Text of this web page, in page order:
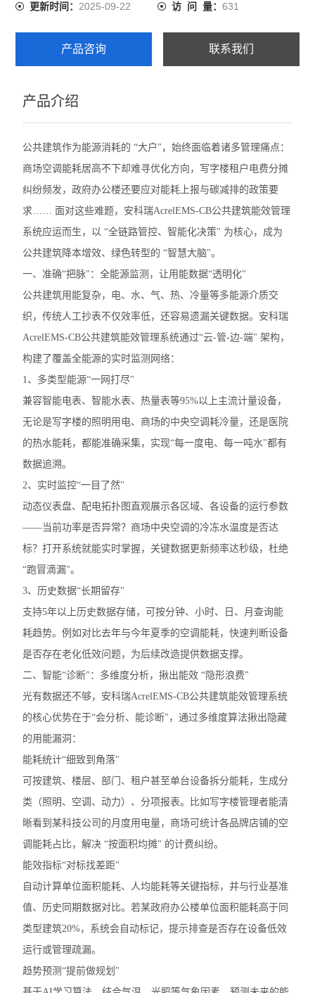
智能小母线管理系统
无线测温系统
环保用电监管平台
查看全部 >>
更新时间：2025-09-22 访 问 量： 631
产品咨询 联系我们
产品介绍
公共建筑作为能源消耗的 “大户"，始终面临着诸多管理痛点：
商场空调能耗居高不下却难寻优化方向，写字楼租户电费分摊
纠纷频发，政府办公楼还要应对能耗上报与碳减排的政策要
求…… 面对这些难题，安科瑞AcrelEMS-CB公共建筑能效管理
系统应运而生，以 “全链路管控、智能化决策" 为核心，成为
公共建筑降本增效、绿色转型的 “智慧大脑"。
一、准确“把脉"：全能源监测，让用能数据“透明化"
公共建筑用能复杂，电、水、气、热、冷量等多能源介质交
织，传统人工抄表不仅效率低，还容易遗漏关键数据。安科瑞
AcrelEMS-CB公共建筑能效管理系统通过“云-管-边-端" 架构，
构建了覆盖全能源的实时监测网络：
1、多类型能源“一网打尽"
兼容智能电表、智能水表、热量表等95%以上主流计量设备，
无论是写字楼的照明用电、商场的中央空调耗冷量，还是医院
的热水能耗，都能准确采集，实现“每一度电、每一吨水"都有
数据追溯。
2、实时监控“一目了然"
动态仪表盘、配电拓扑图直观展示各区域、各设备的运行参数
——当前功率是否异常？商场中央空调的冷冻水温度是否达
标？打开系统就能实时掌握，关键数据更新频率达秒级，杜绝
“跑冒滴漏"。
3、历史数据“长期留存"
支持5年以上历史数据存储，可按分钟、小时、日、月查询能
耗趋势。例如对比去年与今年夏季的空调能耗，快速判断设备
是否存在老化低效问题，为后续改造提供数据支撑。
二、智能“诊断"：多维度分析，揪出能效 “隐形浪费"
光有数据还不够，安科瑞AcrelEMS-CB公共建筑能效管理系统
的核心优势在于“会分析、能诊断"，通过多维度算法揪出隐藏
的用能漏洞：
能耗统计“细致到角落"
可按建筑、楼层、部门、租户甚至单台设备拆分能耗，生成分
类（照明、空调、动力）、分项报表。比如写字楼管理者能清
晰看到某科技公司的月度用电量，商场可统计各品牌店铺的空
调能耗占比，解决 “按面积均摊" 的计费纠纷。
能效指标“对标找差距"
自动计算单位面积能耗、人均能耗等关键指标，并与行业基准
值、历史同期数据对比。若某政府办公楼单位面积能耗高于同
类型建筑20%，系统会自动标记，提示排查是否存在设备低效
运行或管理疏漏。
趋势预测“提前做规划"